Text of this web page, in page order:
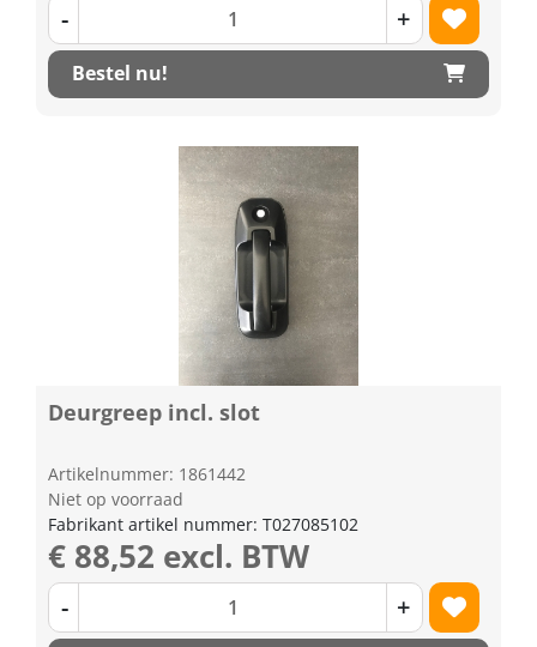
- +
Bestel nu!
Deurgreep incl. slot
Artikelnummer: 1861442
Niet op voorraad
Fabrikant artikel nummer: T027085102
€ 88,52 excl. BTW
- +